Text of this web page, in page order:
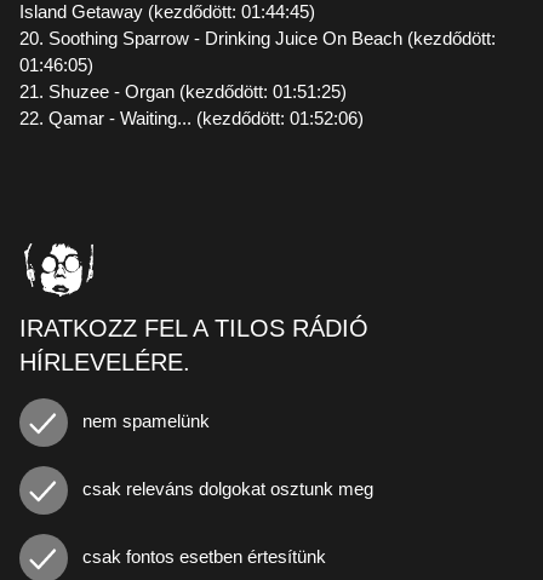
Island Getaway (kezdődött: 01:44:45)
20. Soothing Sparrow - Drinking Juice On Beach (kezdődött:
01:46:05)
21. Shuzee - Organ (kezdődött: 01:51:25)
22. Qamar - Waiting... (kezdődött: 01:52:06)
IRATKOZZ FEL A TILOS RÁDIÓ
HÍRLEVELÉRE.
nem spamelünk
csak releváns dolgokat osztunk meg
csak fontos esetben értesítünk